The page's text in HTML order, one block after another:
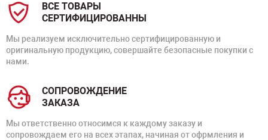
ВСЕ ТОВАРЫ
СЕРТИФИЦИРОВАННЫ
Мы реализуем исключительно сертифицированную и
оригинальную продукцию, совершайте безопасные покупки с
нами.
СОПРОВОЖДЕНИЕ
ЗАКАЗА
Мы ответственно относимся к каждому заказу и
сопровождаем его на всех этапах, начиная от офрмления и